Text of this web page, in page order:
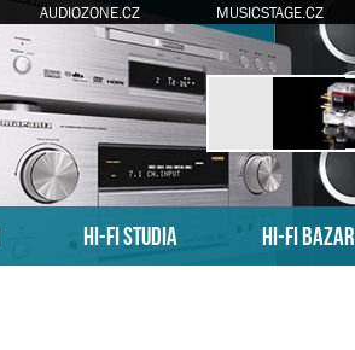
AUDIOZONE.CZ MUSICSTAGE.CZ
HI-FI STUDIA HI-FI BAZAR